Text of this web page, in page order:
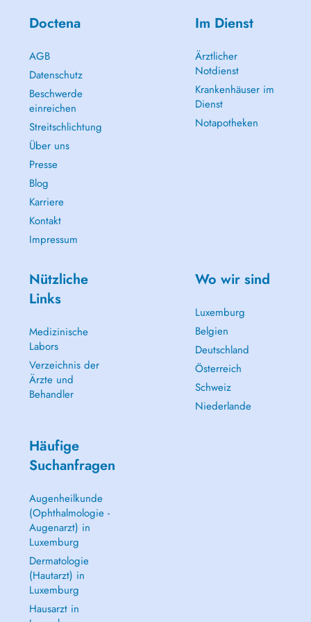
Doctena
AGB
Datenschutz
Beschwerde
einreichen
Streitschlichtung
Über uns
Presse
Blog
Karriere
Kontakt
Impressum
Im Dienst
Ärztlicher
Notdienst
Krankenhäuser im
Dienst
Notapotheken
Nützliche
Links
Medizinische
Labors
Verzeichnis der
Ärzte und
Behandler
Wo wir sind
Luxemburg
Belgien
Deutschland
Österreich
Schweiz
Niederlande
Häufige
Suchanfragen
Augenheilkunde
(Ophthalmologie -
Augenarzt) in
Luxemburg
Dermatologie
(Hautarzt) in
Luxemburg
Hausarzt in